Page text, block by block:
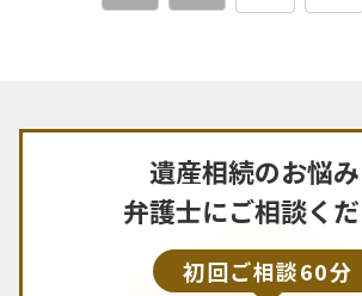
遺産相続のお悩
弁護士にご相談く
初回ご相談60分